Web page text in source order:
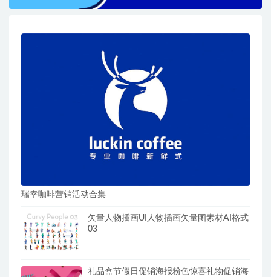
瑞幸咖啡营销活动合集
矢量人物插画UI人物插画矢量图素材AI格式
03
礼品盒节假日促销海报粉色惊喜礼物促销海